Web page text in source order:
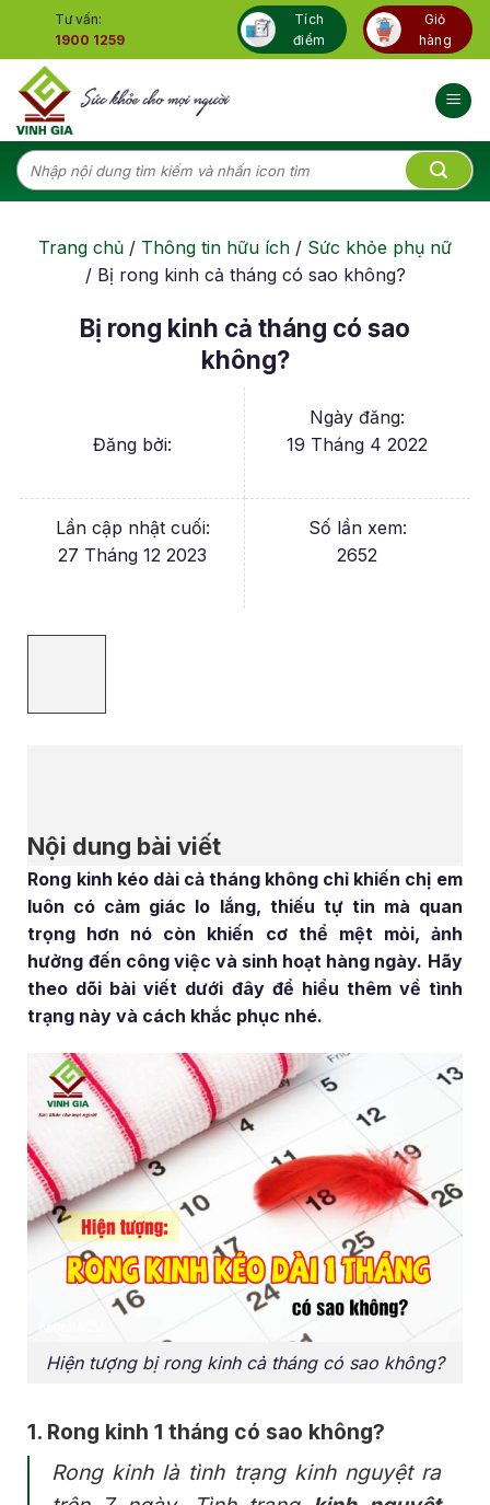
content
Tư vấn:
1900 1259
Tích
điểm
Giỏ
hàng
Tìm
kiếm:
Trang chủ / Thông tin hữu ích / Sức khỏe phụ nữ
/ Bị rong kinh cả tháng có sao không?
Bị rong kinh cả tháng có sao
không?
Đăng bởi:
Ngày đăng:
19 Tháng 4 2022
Lần cập nhật cuối:
27 Tháng 12 2023
Số lần xem:
2652
Nội dung bài viết
Rong kinh kéo dài cả tháng không chỉ khiến chị em
luôn có cảm giác lo lắng, thiếu tự tin mà quan
trọng hơn nó còn khiến cơ thể mệt mỏi, ảnh
hưởng đến công việc và sinh hoạt hàng ngày. Hãy
theo dõi bài viết dưới đây để hiểu thêm về tình
trạng này và cách khắc phục nhé.
Hiện tượng bị rong kinh cả tháng có sao không?
1. Rong kinh 1 tháng có sao không?
Rong kinh là tình trạng kinh nguyệt ra